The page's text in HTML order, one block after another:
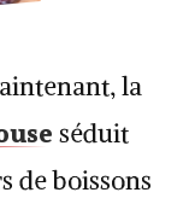
la
séduit
de boissons